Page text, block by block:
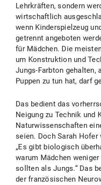
Lehrkräften, sondern
wirtschaftlich
wenn Kinderspielzeug
getrennt angeboten
für Mädchen. Die
um Konstruktion und
Jungs-Farbton gehalten,
Puppen zu tun hat, darf
Das bedient das
Neigung zu Technik und
Naturwissenschaften
seien. Doch Sarah
„Es gibt biologisch
warum Mädchen
sollten als Jungs.“ Das
der französischen